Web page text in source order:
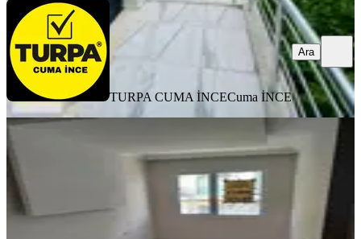
TURPA CUMA İNCECuma İNCE
Ara
Ferah Geniş 2+1 Dsire
İzmir, Menderes
Çatı katı·20.02.2026
4.100.000 ₺